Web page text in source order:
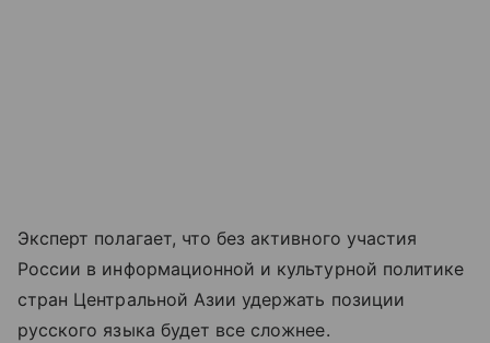
Эксперт полагает, что без активного участия
России в информационной и культурной политике
стран Центральной Азии удержать позиции
русского языка будет все сложнее.